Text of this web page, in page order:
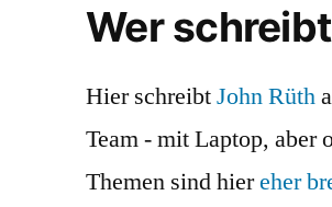
Wer
Hier schreibtJohn Rüth
Team - mit Laptop, aber
Themen sind hiereher